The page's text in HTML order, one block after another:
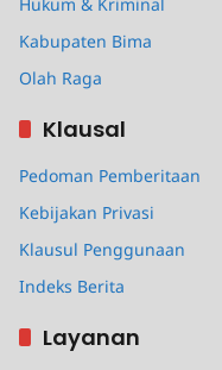
Kabupaten Bima
Olah Raga
Klausal
Pedoman Pemberitaan
Kebijakan Privasi
Klausul Penggunaan
Indeks Berita
Layanan